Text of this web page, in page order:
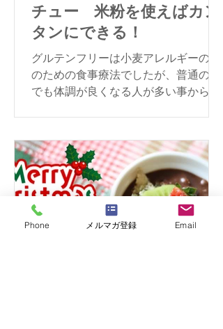
チュー 米粉を使えばカン
タンにできる！
グルテンフリーは小麦アレルギーの人
のための食事療法でしたが、普通の方
でも体調が良くなる人が多い事から注
ーをご紹介します。
Phone メルマガ登録 Email